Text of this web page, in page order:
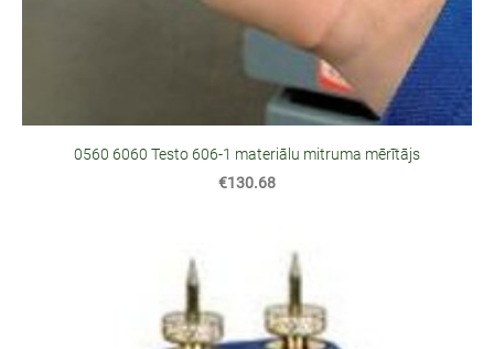
0560 6060 Testo 606-1 materiālu mitruma mērītājs
€130.68